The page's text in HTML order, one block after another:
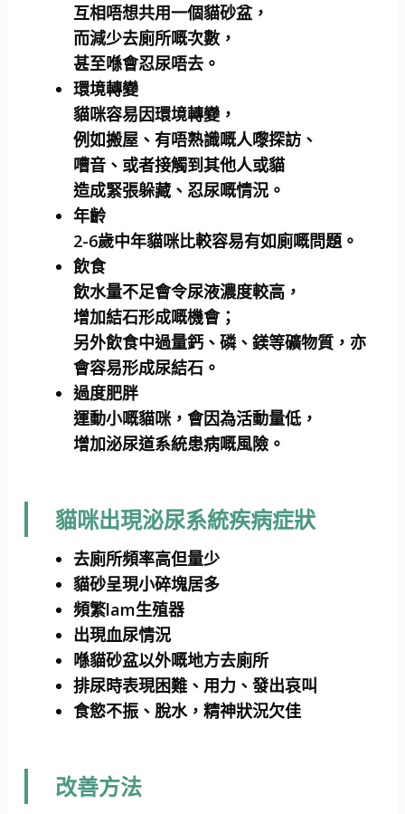
互相唔想共用一個貓砂盆，
而減少去廁所嘅次數，
甚至喺會忍尿唔去。
環境轉變
貓咪容易因環境轉變，
例如搬屋、有唔熟識嘅人嚟探訪、
嘈音、或者接觸到其他人或貓
造成緊張躲藏、忍尿嘅情況。
年齡
2-6歲中年貓咪比較容易有如廁嘅問題。
飲食
飲水量不足會令尿液濃度較高，
增加結石形成嘅機會；
另外飲食中過量鈣、磷、鎂等礦物質，亦
會容易形成尿結石。
過度肥胖
運動小嘅貓咪，會因為活動量低，
增加泌尿道系統患病嘅風險。
貓咪出現泌尿系統疾病症狀
去廁所頻率高但量少
貓砂呈現小碎塊居多
頻繁lam生殖器
出現血尿情況
喺貓砂盆以外嘅地方去廁所
排尿時表現困難、用力、發出哀叫
食慾不振、脫水，精神狀況欠佳
改善方法